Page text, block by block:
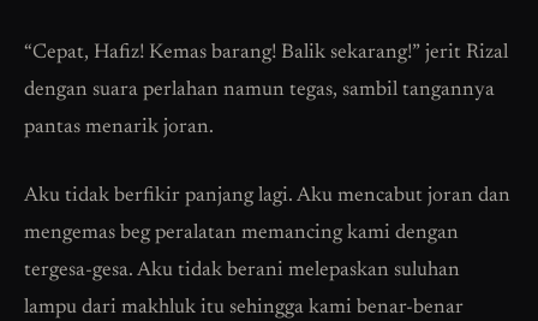
“Cepat, Hafiz! Kemas barang! Balik sekarang!” jerit Rizal
dengan suara perlahan namun tegas, sambil tangannya
pantas menarik joran.
Aku tidak berfikir panjang lagi. Aku mencabut joran dan
mengemas beg peralatan memancing kami dengan
tergesa-gesa. Aku tidak berani melepaskan suluhan
lampu dari makhluk itu sehingga kami benar-benar